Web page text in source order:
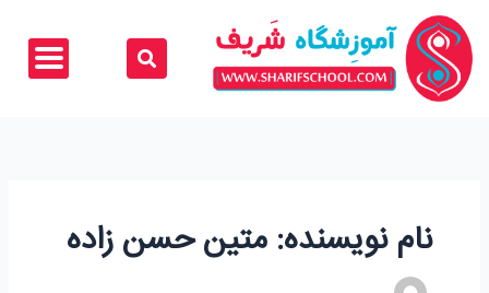
محتوا
نام نویسنده: متین حسن زاده